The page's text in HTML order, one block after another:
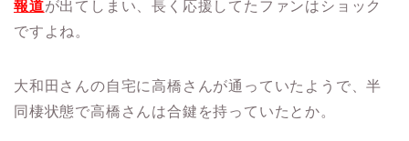
報道が出てしまい、長く応援してたファンはショック
ですよね。
大和田さんの自宅に高橋さんが通っていたようで、半
同棲状態で高橋さんは合鍵を持っていたとか。